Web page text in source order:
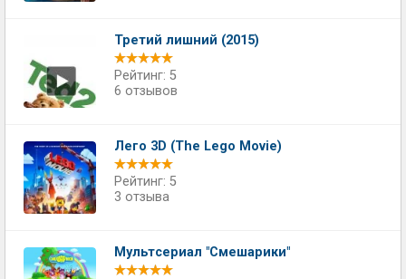
Третий лишний (2015)
Рейтинг: 5
6 отзывов
Лего 3D (The Lego Movie)
Рейтинг: 5
3 отзыва
Мультсериал "Смешарики"